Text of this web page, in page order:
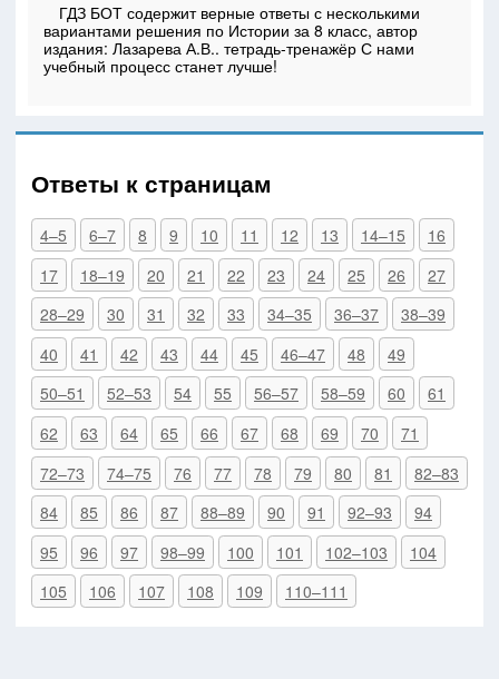
ГДЗ БОТ содержит верные ответы с несколькими
вариантами решения по Истории за 8 класс, автор
издания: Лазарева А.В.. тетрадь-тренажёр С нами
учебный процесс станет лучше!
Ответы к страницам
4–5 6–7 8 9 10 11 12 13 14–15
16
17
18–19 20 21 22 23 24 25 26
27
28–29
30 31 32 33 34–35 36–37
38–39
40
41 42 43 44 45 46–47 48
49
50–51
52–53 54 55 56–57 58–59 60
61
62
63 64 65 66 67 68 69 70
71
72–73
74–75 76 77 78 79 80 81
82–83
84
85 86 87 88–89 90 91 92–93
94
95
96 97 98–99 100 101 102–103
104
105
106 107 108 109 110–111